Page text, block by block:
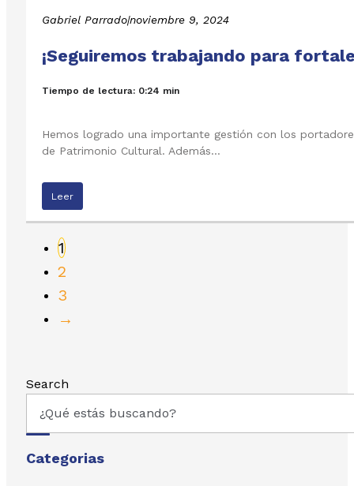
Gabriel Parrado|noviembre 9, 2024
¡Seguiremos trabajando para
Tiempo de lectura: 0:24 min
Hemos logrado una importante gestión con los
de Patrimonio Cultural. Además…
Leer
1
2
3
→
Search
Categorias